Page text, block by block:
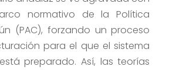
normativo de la Política
(PAC), forzando un proceso
para el que el sistema
preparado. Así, las teorías